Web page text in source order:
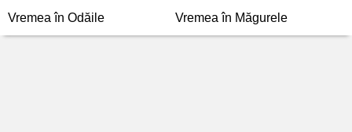
Vremea în Odăile Vremea în Măgurele